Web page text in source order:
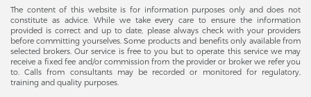
The content of this website is for information purposes only and does not
constitute as advice. While we take every care to ensure the information
provided is correct and up to date, please always check with your providers
before committing yourselves. Some products and benefits only available from
selected brokers. Our service is free to you but to operate this service we may
receive a fixed fee and/or commission from the provider or broker we refer you
to. Calls from consultants may be recorded or monitored for regulatory,
training and quality purposes.